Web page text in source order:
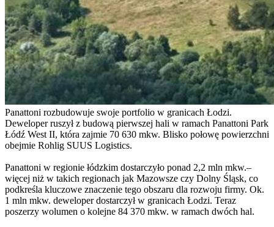
Panattoni rozbudowuje swoje portfolio w granicach Łodzi.
Deweloper ruszył z budową pierwszej hali w ramach Panattoni Park
Łódź West II, która zajmie 70 630 mkw. Blisko połowę powierzchni
obejmie Rohlig SUUS Logistics.
Panattoni w regionie łódzkim dostarczyło ponad 2,2 mln mkw.–
więcej niż w takich regionach jak Mazowsze czy Dolny Śląsk, co
podkreśla kluczowe znaczenie tego obszaru dla rozwoju firmy. Ok.
1 mln mkw. deweloper dostarczył w granicach Łodzi. Teraz
poszerzy wolumen o kolejne 84 370 mkw. w ramach dwóch hal.